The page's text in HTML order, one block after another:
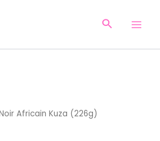
Africain Kuza (226g)